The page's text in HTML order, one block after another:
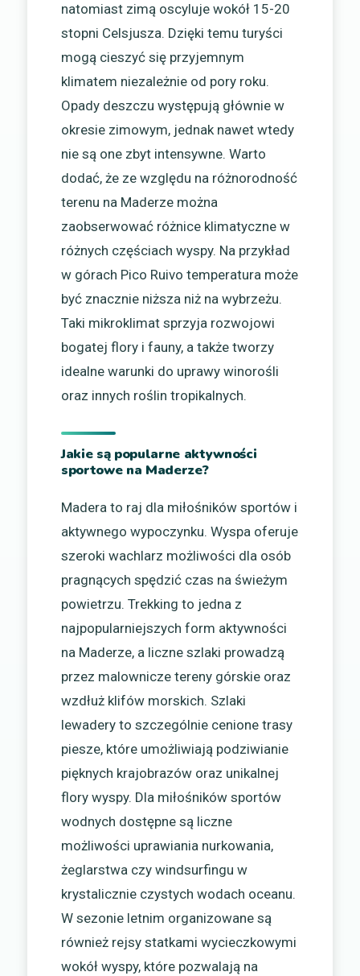
natomiast zimą oscyluje wokół 15-20
stopni Celsjusza. Dzięki temu turyści
mogą cieszyć się przyjemnym
klimatem niezależnie od pory roku.
Opady deszczu występują głównie w
okresie zimowym, jednak nawet wtedy
nie są one zbyt intensywne. Warto
dodać, że ze względu na różnorodność
terenu na Maderze można
zaobserwować różnice klimatyczne w
różnych częściach wyspy. Na przykład
w górach Pico Ruivo temperatura może
być znacznie niższa niż na wybrzeżu.
Taki mikroklimat sprzyja rozwojowi
bogatej flory i fauny, a także tworzy
idealne warunki do uprawy winorośli
oraz innych roślin tropikalnych.
Jakie są popularne aktywności
sportowe na Maderze?
Madera to raj dla miłośników sportów i
aktywnego wypoczynku. Wyspa oferuje
szeroki wachlarz możliwości dla osób
pragnących spędzić czas na świeżym
powietrzu. Trekking to jedna z
najpopularniejszych form aktywności
na Maderze, a liczne szlaki prowadzą
przez malownicze tereny górskie oraz
wzdłuż klifów morskich. Szlaki
lewadery to szczególnie cenione trasy
piesze, które umożliwiają podziwianie
pięknych krajobrazów oraz unikalnej
flory wyspy. Dla miłośników sportów
wodnych dostępne są liczne
możliwości uprawiania nurkowania,
żeglarstwa czy windsurfingu w
krystalicznie czystych wodach oceanu.
W sezonie letnim organizowane są
również rejsy statkami wycieczkowymi
wokół wyspy, które pozwalają na